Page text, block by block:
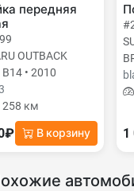
передняя
OUTBACK
B14 • 2010
258 км
В корзину 1